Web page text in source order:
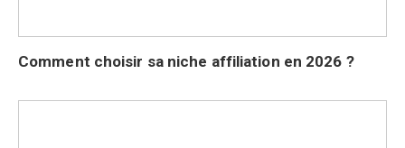
Comment choisir sa niche affiliation en 2026 ?